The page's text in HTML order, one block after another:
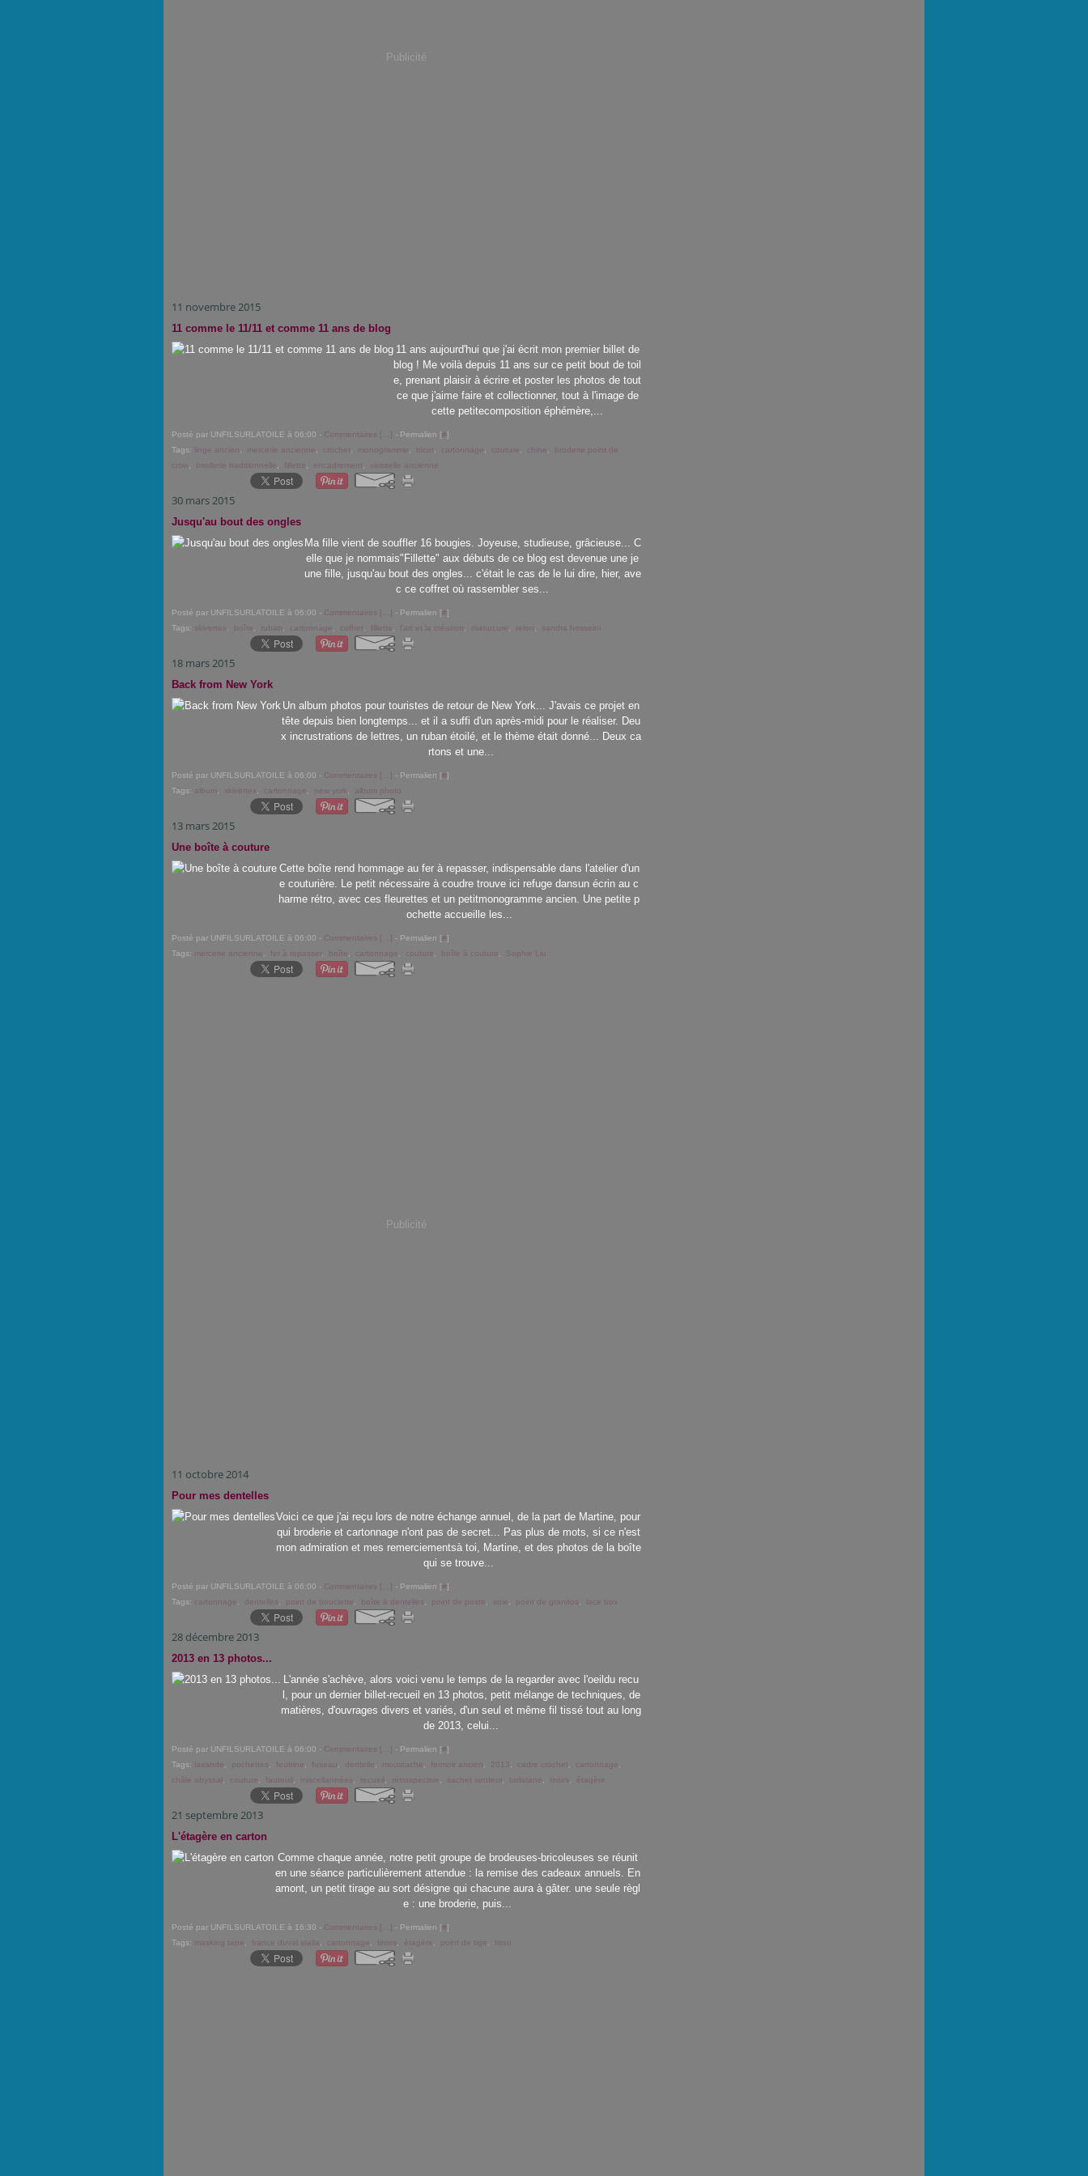
Publicité
11 novembre 2015
11 comme le 11/11 et comme 11 ans de blog
11 ans aujourd'hui que j'ai écrit mon premier billet de
blog ! Me voilà depuis 11 ans sur ce petit bout de toil
e, prenant plaisir à écrire et poster les photos de tout
ce que j'aime faire et collectionner, tout à l'image de
cette petitecomposition éphémère,...
Posté par UNFILSURLATOILE à 06:00 - Commentaires [ ] - Permalien [#]
Tags:
linge ancien mercerie ancienne crochet monogramme tricot cartonnage couture chine
broderie point de
croix
broderie traditionnelle fillette encadrement vaisselle ancienne
30 mars 2015
Jusqu'au bout des ongles
Ma fille vient de souffler 16 bougies. Joyeuse, studieuse, grâcieuse... C
elle que je nommais"Fillette" aux débuts de ce blog est devenue une je
une fille, jusqu'au bout des ongles... c'était le cas de le lui dire, hier, ave
c ce coffret où rassembler ses...
Posté par UNFILSURLATOILE à 06:00 - Commentaires [ ] - Permalien [#]
Tags: skivertex boîte ruban cartonnage coffret fillette l'art et la création manucure relon sandra hosseini
18 mars 2015
Back from New York
Un album photos pour touristes de retour de New York... J'avais ce projet en
tête depuis bien longtemps... et il a suffi d'un après-midi pour le réaliser. Deu
x incrustrations de lettres, un ruban étoilé, et le thème était donné... Deux ca
rtons et une...
Posté par UNFILSURLATOILE à 06:00 - Commentaires [ ] - Permalien [#]
Tags: album skivertex cartonnage new york album photo
13 mars 2015
Une boîte à couture
Cette boîte rend hommage au fer à repasser, indispensable dans l'atelier d'un
e couturière. Le petit nécessaire à coudre trouve ici refuge dansun écrin au c
harme rétro, avec ces fleurettes et un petitmonogramme ancien. Une petite p
ochette accueille les...
Posté par UNFILSURLATOILE à 06:00 - Commentaires [ ] - Permalien [#]
Tags: mercerie ancienne fer à repasser, boîte cartonnage couture boîte à couture Sophie Liu
Publicité
11 octobre 2014
Pour mes dentelles
Voici ce que j'ai reçu lors de notre échange annuel, de la part de Martine, pour
qui broderie et cartonnage n'ont pas de secret... Pas plus de mots, si ce n'est
mon admiration et mes remerciementsà toi, Martine, et des photos de la boîte
qui se trouve...
Posté par UNFILSURLATOILE à 06:00 - Commentaires [ ] - Permalien [#]
Tags: cartonnage dentelles point de bouclette boîte à dentelles point de poste soie point de granitos lace box
28 décembre 2013
2013 en 13 photos...
L'année s'achève, alors voici venu le temps de la regarder avec l'oeildu recu
l, pour un dernier billet-recueil en 13 photos, petit mélange de techniques, de
matières, d'ouvrages divers et variés, d'un seul et même fil tissé tout au long
de 2013, celui...
Posté par UNFILSURLATOILE à 06:00 - Commentaires [ ] - Permalien [#]
Tags:
lavande pochettes feutrine fuseau dentelle moustache fermoir ancien 2013 cadre crochet cartonnage
châle abyssal
couture fauteuil miscellannées recueil rétrospective sachet senteur, tarlatane tiroirs étagère
21 septembre 2013
L'étagère en carton
Comme chaque année, notre petit groupe de brodeuses-bricoleuses se réunit
en une séance particulièrement attendue : la remise des cadeaux annuels. En
amont, un petit tirage au sort désigne qui chacune aura à gâter. une seule règl
e : une broderie, puis...
Posté par UNFILSURLATOILE à 16:30 - Commentaires [ ] - Permalien [#]
Tags: masking tape france duval stalla cartonnage tiroirs étagère point de tige tissu